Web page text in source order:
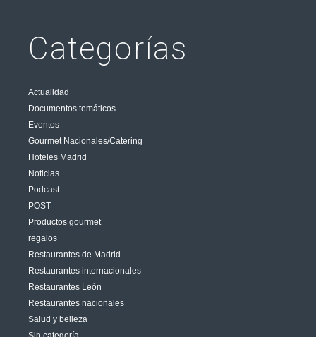
Categorías
Actualidad
Documentos temáticos
Eventos
Gourmet Nacionales/Catering
Hoteles Madrid
Noticias
Podcast
POST
Productos gourmet
regalos
Restaurantes de Madrid
Restaurantes internacionales
Restaurantes León
Restaurantes nacionales
Salud y belleza